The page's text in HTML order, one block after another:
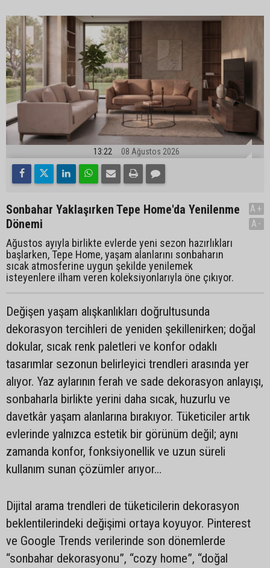
13:22 08 Ağustos 2026
Sonbahar Yaklaşırken Tepe Home'da Yenilenme
Dönemi
Ağustos ayıyla birlikte evlerde yeni sezon hazırlıkları
başlarken, Tepe Home, yaşam alanlarını sonbaharın
sıcak atmosferine uygun şekilde yenilemek
isteyenlere ilham veren koleksiyonlarıyla öne çıkıyor.
A+
A-
Değişen yaşam alışkanlıkları doğrultusunda
dekorasyon tercihleri de yeniden şekillenirken; doğal
dokular, sıcak renk paletleri ve konfor odaklı
tasarımlar sezonun belirleyici trendleri arasında yer
alıyor. Yaz aylarının ferah ve sade dekorasyon anlayışı,
sonbaharla birlikte yerini daha sıcak, huzurlu ve
davetkâr yaşam alanlarına bırakıyor. Tüketiciler artık
evlerinde yalnızca estetik bir görünüm değil; aynı
zamanda konfor, fonksiyonellik ve uzun süreli
kullanım sunan çözümler arıyor…
Dijital arama trendleri de tüketicilerin dekorasyon
beklentilerindeki değişimi ortaya koyuyor. Pinterest
ve Google Trends verilerinde son dönemlerde
“sonbahar dekorasyonu”, “cozy home”, “doğal